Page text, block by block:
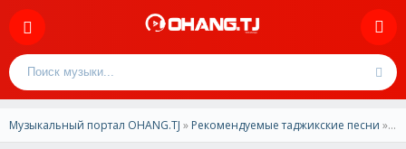
Музыкальный портал OHANG.TJ » Рекомендуемые таджикские песни » Баходур Илхоми - Ширини ман